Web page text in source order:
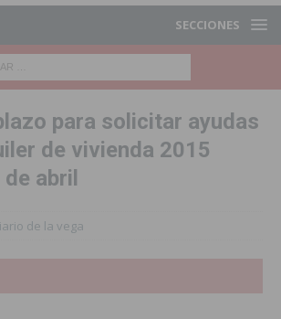
SECCIONES
para solicitar ayudas
de vivienda 2015
abril
de la vega